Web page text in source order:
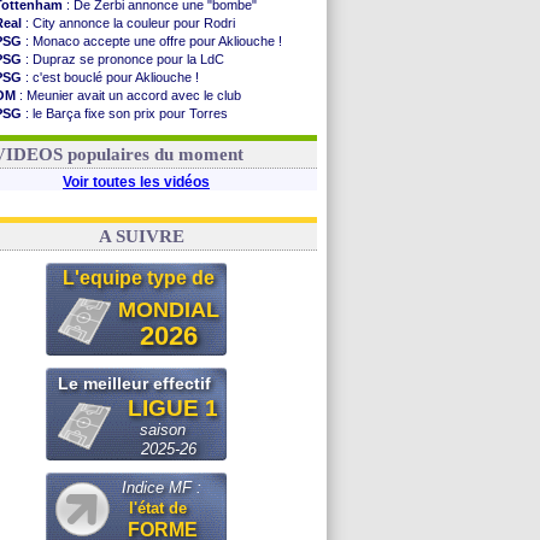
: De Zerbi annonce une "bombe"
: City annonce la couleur pour Rodri
: Monaco accepte une offre pour Akliouche !
: Dupraz se prononce pour la LdC
: c'est bouclé pour Akliouche !
: Meunier avait un accord avec le club
: le Barça fixe son prix pour Torres
: Infantino sollicite Trump
populaires du moment
Voir toutes les vidéos
A SUIVRE
L'equipe type de
MONDIAL
2026
Le meilleur effectif
LIGUE 1
saison
2025-26
Indice MF :
l'état de
FORME